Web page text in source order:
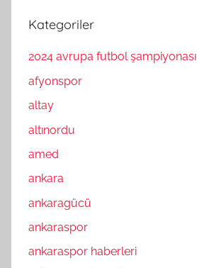
Kategoriler
2024 avrupa futbol şampiyonası
afyonspor
altay
altınordu
amed
ankara
ankaragücü
ankaraspor
ankaraspor haberleri